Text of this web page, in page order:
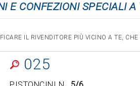
E CONFEZIONI SPECIALI A
IL RIVENDITORE PIÙ VICINO A TE,
025